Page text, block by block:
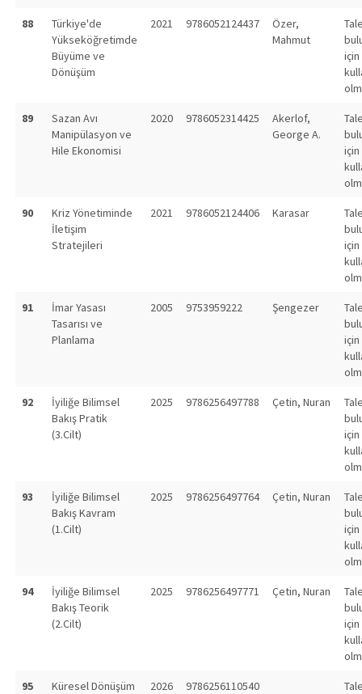
88
Türkiye'de
Yükseköğretimde
Büyüme ve
Dönüşüm
2021 9786052124437
Özer,
Mahmut
için
89
Sazan Avı
Manipülasyon ve
Hile Ekonomisi
2020 9786052314425
Akerlof,
George A.
için
90
Kriz Yönetiminde
İletişim
Stratejileri
2021 9786052124406 Karasar
için
91
İmar Yasası
Tasarısı ve
Planlama
2005 9753959222 Şengezer
için
92
İyiliğe Bilimsel
Bakış Pratik
(3.Cilt)
2025 9786256497788 Çetin, Nuran
için
93
İyiliğe Bilimsel
Bakış Kavram
(1.Cilt)
2025 9786256497764 Çetin, Nuran
için
94
İyiliğe Bilimsel
Bakış Teorik
(2.Cilt)
2025 9786256497771 Çetin, Nuran
için
95
Küresel Dönüşüm
2026 9786256110540